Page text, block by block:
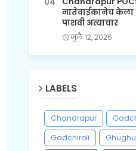
नातेवाईकानेच केला
पाशवी अत्याचार
जुलै १२, २०२६
LABELS
Chandrapur
Gadchiroli